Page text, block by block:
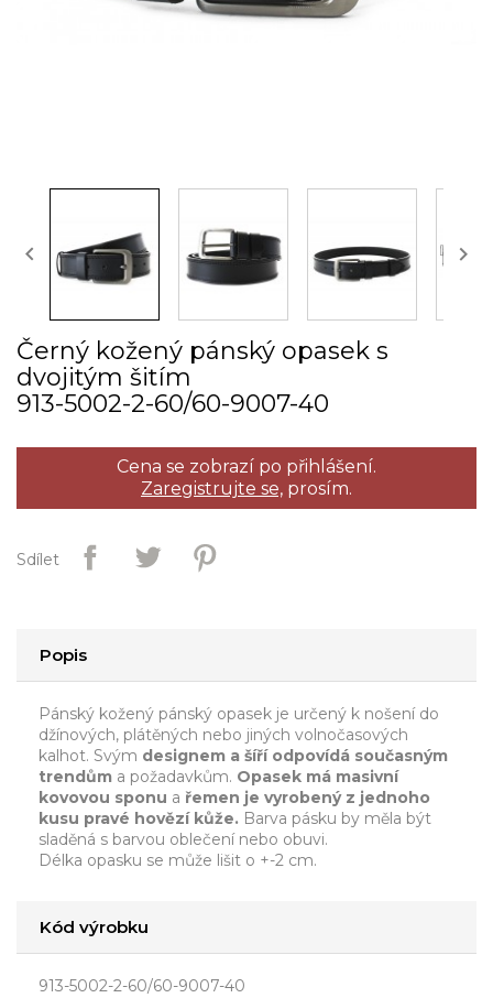
 
Černý kožený pánský opasek s
dvojitým šitím
913­-5002­-2­-60/60­-9007­-40
Cena se zobrazí po přihlášení.
Zaregistrujte se, prosím.
Sdílet
Popis
Pánský kožený pánský opasek je určený k nošení do
džínových, plátěných nebo jiných volnočasových
kalhot. Svým designem a šíří odpovídá současným
trendům a požadavkům. Opasek má masivní
kovovou sponu a řemen je vyrobený z jednoho
kusu pravé hovězí kůže. Barva pásku by měla být
sladěná s barvou oblečení nebo obuvi.
Délka opasku se může lišit o +-2 cm.
Kód výrobku
913-5002-2-60/60-9007-40